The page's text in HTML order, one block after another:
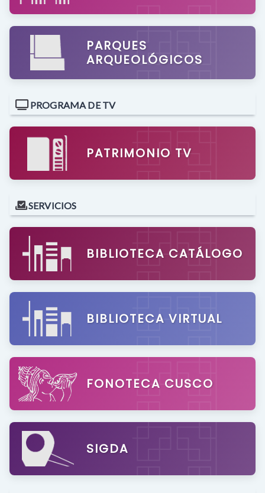
PARQUES
ARQUEOLÓGICOS
PROGRAMA DE TV
PATRIMONIO TV
SERVICIOS
BIBLIOTECA CATÁLOGO
BIBLIOTECA VIRTUAL
FONOTECA CUSCO
SIGDA